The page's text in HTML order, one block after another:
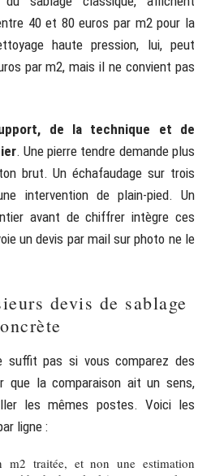
40 et 80 euros par m2 pour la
haute pression, lui, peut
par m2, mais il ne convient pas
de la technique et de
. Une pierre tendre demande plus
brut. Un échafaudage sur trois
intervention de plain-pied. Un
avant de chiffrer intègre ces
un devis par mail sur photo ne le
devis de sablage
suffit pas si vous comparez des
que la comparaison ait un sens,
les mêmes postes. Voici les
ligne :
m2 traitée, et non une estimation